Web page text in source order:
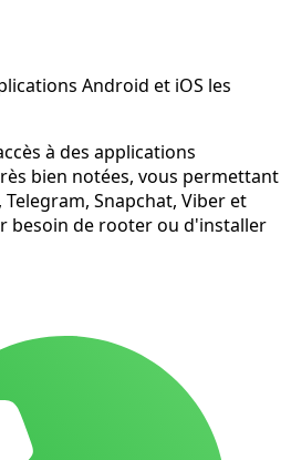
Android et iOS les
à des applications
bien notées, vous permettant
Snapchat, Viber et
besoin de rooter ou d'installer